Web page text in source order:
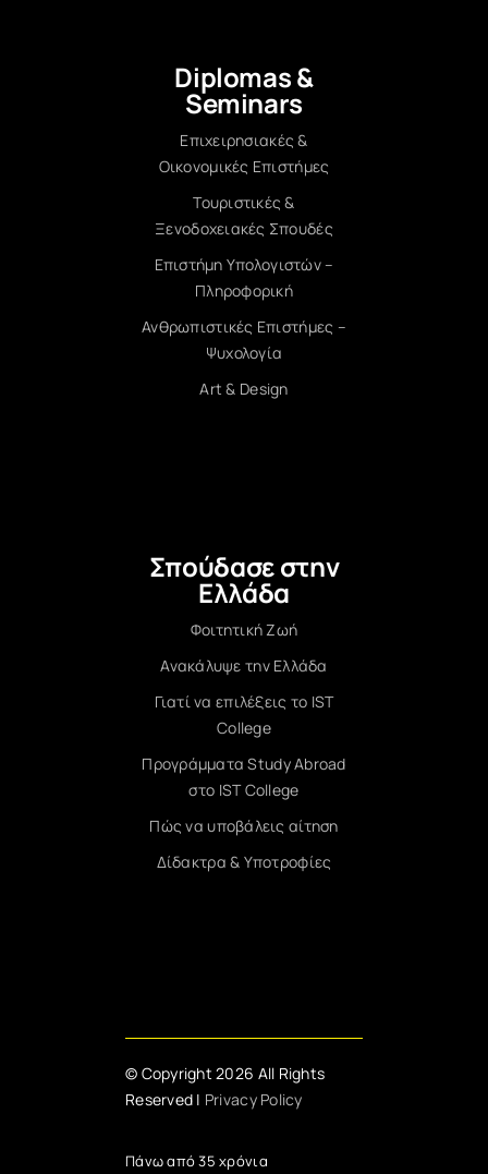
Diplomas &
Seminars
Επιχειρησιακές &
Οικονομικές Επιστήμες
Τουριστικές &
Ξενοδοχειακές Σπουδές
Επιστήμη Υπολογιστών –
Πληροφορική
Ανθρωπιστικές Επιστήμες –
Ψυχολογία
Art & Design
Σπούδασε στην
Ελλάδα
Φοιτητική Ζωή
Ανακάλυψε την Ελλάδα
Γιατί να επιλέξεις το IST
College
Προγράμματα Study Abroad
στο IST College
Πώς να υποβάλεις αίτηση
Δίδακτρα & Υποτροφίες
© Copyright 2026 All Rights
Reserved | Privacy Policy
Πάνω από 35 χρόνια